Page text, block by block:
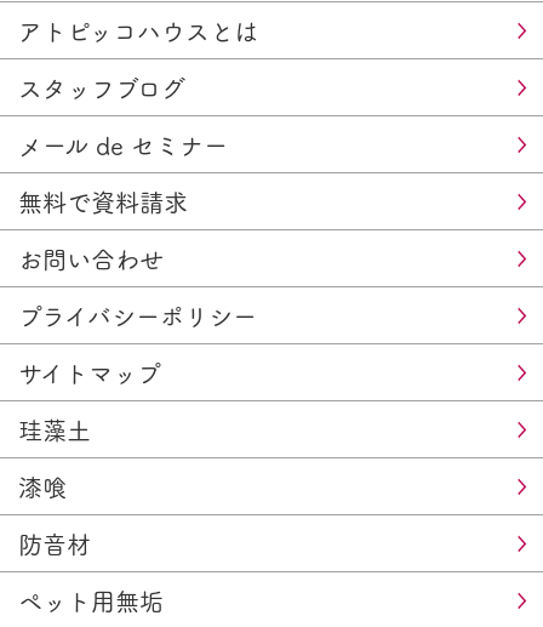
アトピッコハウスとは
スタッフブログ
メール de セミナー
無料で資料請求
お問い合わせ
プライバシーポリシー
サイトマップ
珪藻土
漆喰
防音材
ペット用無垢